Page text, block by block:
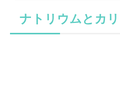
ナトリウムとカ